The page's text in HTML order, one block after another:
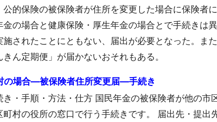
公的保険の被保険者が住所を変更した場合に保険者
の場合と健康保険・厚生年金の場合とで手続きは
されたことにともない、届出が必要となった。ま
ん定期便」が届かないおそれもある。
場合―被保険者住所変更届―手続き
き・手順・方法・仕方 国民年金の被保険者が他の市
村の役所の窓口で行う手続きです。 届出先・提出